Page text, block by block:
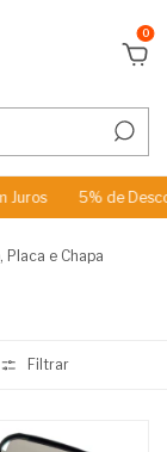
0
5% de Desconto no
Placa e Chapa
Filtrar